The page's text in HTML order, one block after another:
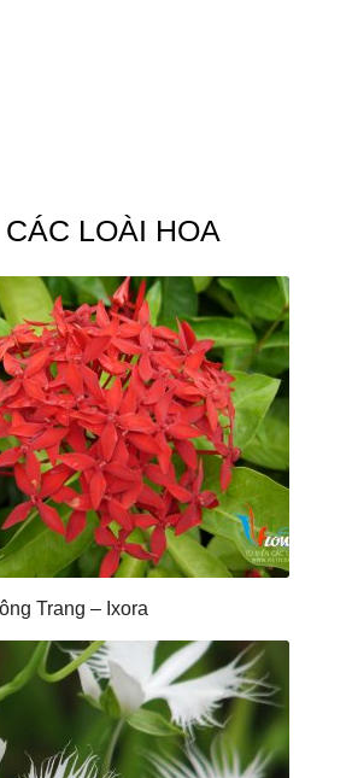
LOÀI HOA
Trang – Ixora